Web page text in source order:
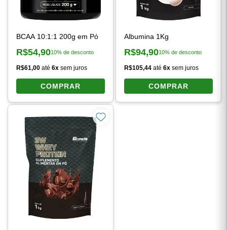
BCAA 10:1:1 200g em Pó
Preço à vista:
R$54,9010% de desconto
R$61,00 até6x sem juros
COMPRAR
Albumina 1Kg
Preço à vista:
R$94,9010% de desconto
R$105,44 até 6x sem juros
COMPRAR